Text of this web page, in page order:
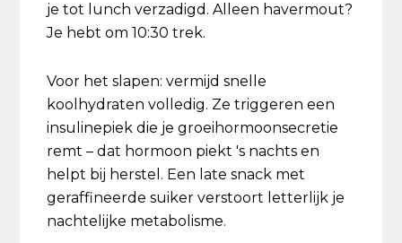
je tot lunch verzadigd. Alleen havermout?
Je hebt om 10:30 trek.
Voor het slapen: vermijd snelle
koolhydraten volledig. Ze triggeren een
insulinepiek die je groeihormoonsecretie
remt – dat hormoon piekt 's nachts en
helpt bij herstel. Een late snack met
geraffineerde suiker verstoort letterlijk je
nachtelijke metabolisme.